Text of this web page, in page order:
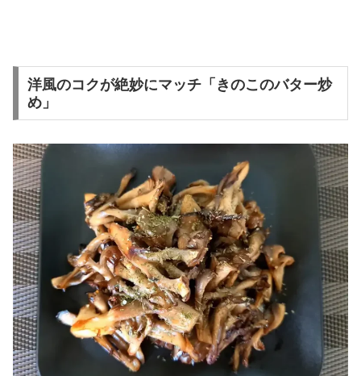
洋風のコクが絶妙にマッチ「きのこのバター炒
め」